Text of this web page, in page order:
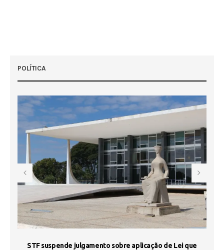
POLÍTICA
STF suspende julgamento sobre aplicação de Lei que